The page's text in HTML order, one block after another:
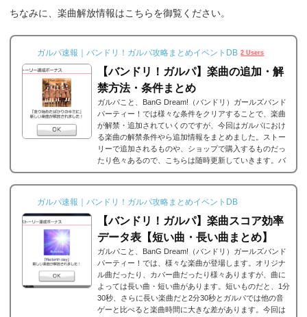
ちなみに、楽曲解放情報はこちらを御覧ください。
ガルパ速報｜バンドリ！ガルパ攻略まとめイベントDB 2 Users
【バンドリ！ガルパ】楽曲の追加・解
禁方法・条件まとめ
ガルパこと、BanG Dream!（バンドリ）ガールズバンド
パーティー！では様々な条件をクリアすることで、楽曲
が解禁・追加されていくのですが、今回はガルパにおけ
る楽曲の解禁条件やら追加情報をまとめました。ストー
リーで追加されるものや、ショップで購入するものだっ
たり色々あるので、こちらは随時更新していきます。バ
ンドリ/ガルパの楽曲の追加・解禁方法一覧それでは、バ
ンドリ/ガルパに於ける楽曲の追加・解禁方法一覧です。
り、いろいろな条件があると思うのですが、それぞれ...
ガルパ速報｜バンドリ！ガルパ攻略まとめイベントDB
【バンドリ！ガルパ】楽曲スコア効率
データ表【短い曲・長い曲まとめ】
ガルパこと、BanG Dream!（バンドリ）ガールズバンド
パーティー！では、様々な楽曲が登場します。オリジナ
ル曲だったり、カバー曲だったり様々ありますが、曲に
よっては長い曲・短い曲があります。短いものだと、1分
30秒、さらに長い楽曲だと2分30秒とガルパでは他の音
ゲーと比べると楽曲時間に大きな差があります。今回は